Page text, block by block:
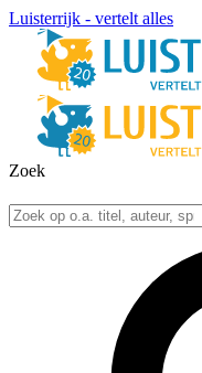
Luisterrijk - vertelt alles
Zoek